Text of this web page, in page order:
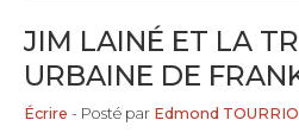
JIM LAINÉ ET LA
URBAINE DE
Écrire - Posté par Edmond